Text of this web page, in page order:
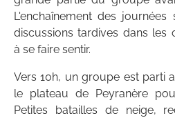
L'enchaînement des
discussions tardives dans les
à se faire sentir.
Vers 10h, un groupe est parti
le plateau de Peyranère
Petites batailles de neige,